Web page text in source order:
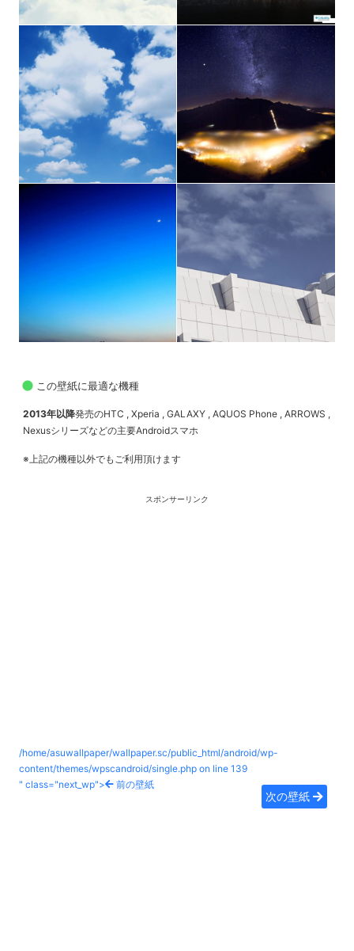
この壁紙に最適な機種
2013年以降発売のHTC , Xperia , GALAXY , AQUOS Phone , ARROWS ,
Nexusシリーズなどの主要Androidスマホ
※上記の機種以外でもご利用頂けます
スポンサーリンク
/home/asuwallpaper/wallpaper.sc/public_html/android/wp-
content/themes/wpscandroid/single.php on line 139
" class="next_wp">
前の壁紙
次の壁紙